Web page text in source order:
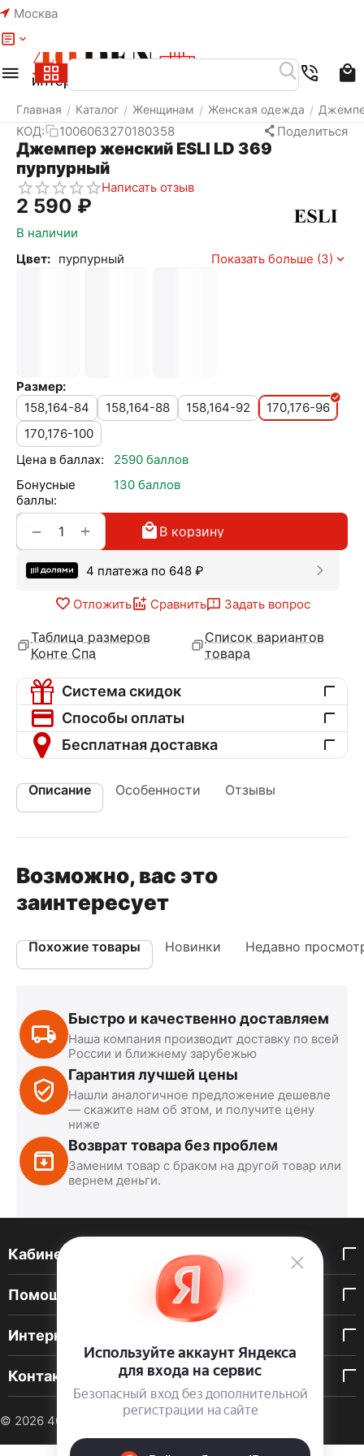
Москва
Главная / Каталог / Женщинам / Женская одежда /
КОД: 1006063270180358 Поделиться
Джемпер женский ESLI LD 369
пурпурный
Написать отзыв
2 590 ₽
В наличии
Цвет: пурпурный Показать больше (3)
Размер:
158,164-84
158,164-88 158,164-92
170,176-96
170,176-100
Цена в баллах:
2590 баллов
Бонусные
баллы:
130 баллов
+
− В корзину
4 платежа по 648 ₽
Отложить Сравнить Задать вопрос
Таблица размеров
Конте Спа
Список вариантов
товара
Система скидок
Способы оплаты
Бесплатная доставка
Описание Особенности Отзывы
Возможно, вас это
заинтересует
Похожие товары Новинки Недавно
Быстро и качественно доставляем
Наша компания производит доставку по всей
России и ближнему зарубежью
Гарантия лучшей цены
Нашли аналогичное предложение дешевле
— скажите нам об этом, и получите цену
ниже
Возврат товара без проблем
Заменим товар с браком на другой товар или
вернем деньги.
Кабинет покупателя
Помощь покупателю
Интернет-магазин
Контакты
© 2026 40 DEN. Интернет-магазин
Меню